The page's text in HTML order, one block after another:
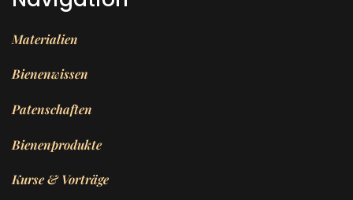
Materialien
Bienenwissen
Patenschaften
Bienenprodukte
Kurse & Vorträge